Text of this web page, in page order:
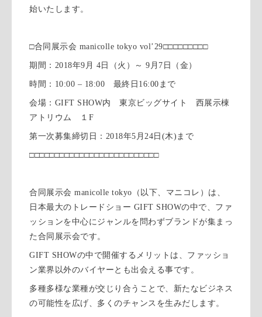
始いたします。
□合同展示会 manicolle tokyo vol’29□□□□□□□□□
期間： 2018年9 月 4 日（火）～ 9 月 7 日（金）
時間： 10:00 – 18:00 最終日 16:00 まで
会場： GIFT SHOW内 東京ビッグサイト 西展示棟
アトリウム １ F
第一次募集締切日： 2018年5 月 24 日 (木) まで
□□□□□□□□□□□□□□□□□□□□□□□□□□
合同展示会 manicolle tokyo （以下、マニコレ）は、
日本最大のトレードショー GIFT SHOWの中で、ファ
ッションを中心にジャンルを問わずブランドが集まっ
た合同展示会です。
GIFT SHOWの中で開催するメリットは、ファッショ
ン業界以外のバイヤーとも出会える事です。
多種多様な業種が交じり合うことで、新たなビジネス
の可能性を広げ、多くのチャンスを生みだします。